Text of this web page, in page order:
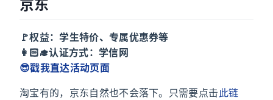
京东
🚩权益：学生特价、专属优惠券等
👩🏻‍🎓认证方式：学信网
😎戳我直达活动页面
淘宝有的，京东自然也不会落下。只需要点击 此链